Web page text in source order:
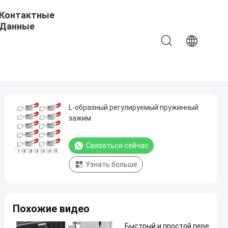
Контактные
Данные
L-образный регулируемый пружинный
зажим
Связаться сейчас
Узнать больше
Похожие видео
Быстрый и простой пере